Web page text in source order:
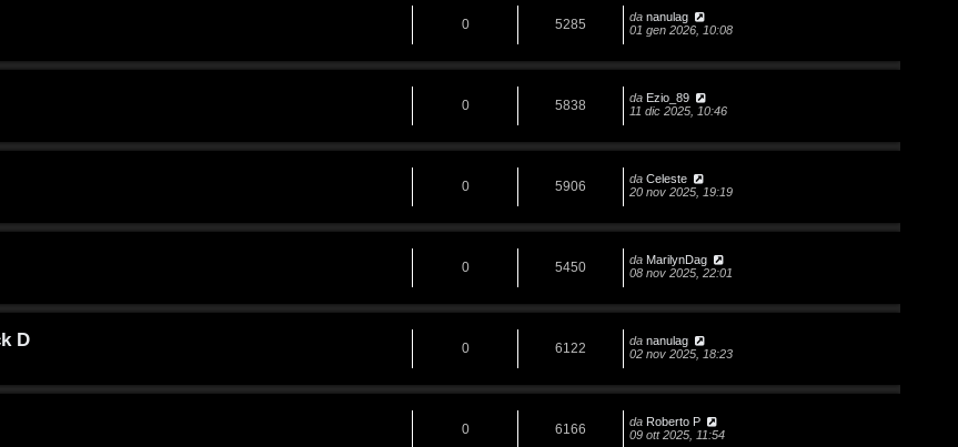
0 5285 da nanulag
01 gen 2026, 10:08
0 5838 da Ezio_89
11 dic 2025, 10:46
0 5906 da Celeste
20 nov 2025, 19:19
0 5450 da MarilynDag
08 nov 2025, 22:01
D 0 6122 da nanulag
02 nov 2025, 18:23
0 6166 da Roberto P
09 ott 2025, 11:54